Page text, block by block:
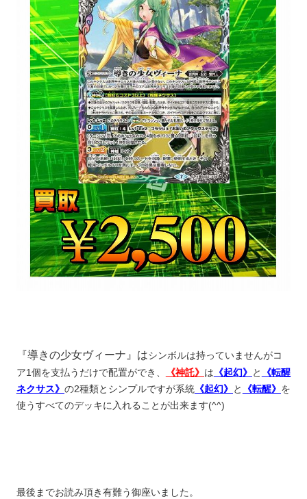
『導きの少女ヴィーナ』はシンボルは持っていませんがコ
ア1個を支払うだけで配置ができ、
《神託》 は 《起幻》 と
《転醒
ネクサス》 の2種類とシンプルですが系統《起幻》 と 《転醒》 を
使うすべてのデッキに入れることが出来ます(^^)
最後までお読み頂き有難う御座いました。